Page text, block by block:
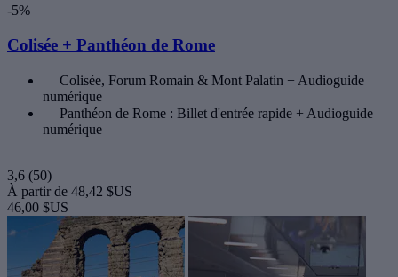
-5%
Colisée + Panthéon de Rome
Colisée, Forum Romain & Mont Palatin + Audioguide
numérique
Panthéon de Rome : Billet d'entrée rapide + Audioguide
numérique
3,6 (50)
À partir de 48,42 $US
46,00 $US